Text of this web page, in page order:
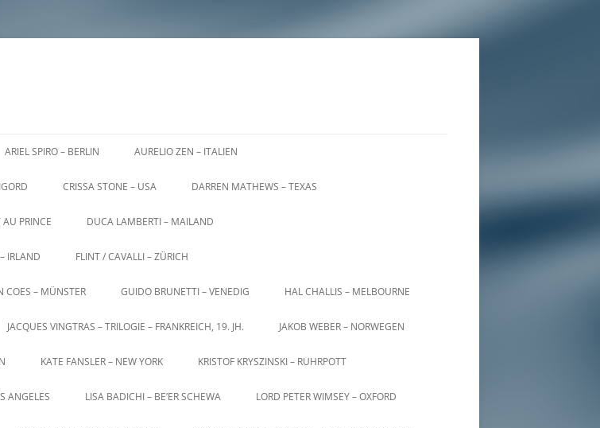
ARIEL SPIRO – BERLIN AURELIO ZEN – ITALIEN
CRISSA STONE – USA DARREN MATHEWS – TEXAS
PRINCE DUCA LAMBERTI – MAILAND
IRLAND FLINT / CAVALLI – ZÜRICH
COES – MÜNSTER GUIDO BRUNETTI – VENEDIG HAL CHALLIS – MELBOURNE
JACQUES VINGTRAS – TRILOGIE – FRANKREICH, 19. JH. JAKOB WEBER – NORWEGEN
KATE FANSLER – NEW YORK KRISTOF KRYSZINSKI – RUHRPOTT
ANGELES LISA BADICHI – BE’ER SCHEWA LORD PETER WIMSEY – OXFORD